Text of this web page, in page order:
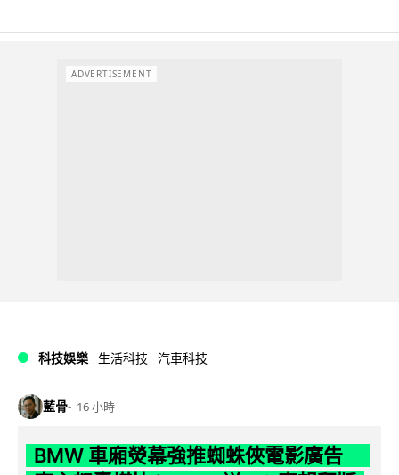
ADVERTISEMENT
科技娛樂 生活科技 汽車科技
藍骨 16 小時
BMW 車廂熒幕強推蜘蛛俠電影廣告